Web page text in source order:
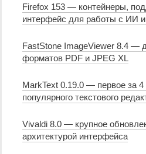
Firefox 153 — контейнеры,
интерфейс для работы с ИИ и
FastStone ImageViewer 8.4 —
форматов PDF и JPEG XL
MarkText 0.19.0 — первое за 4
популярного текстового
Vivaldi 8.0 — крупное
архитектурой интерфейса